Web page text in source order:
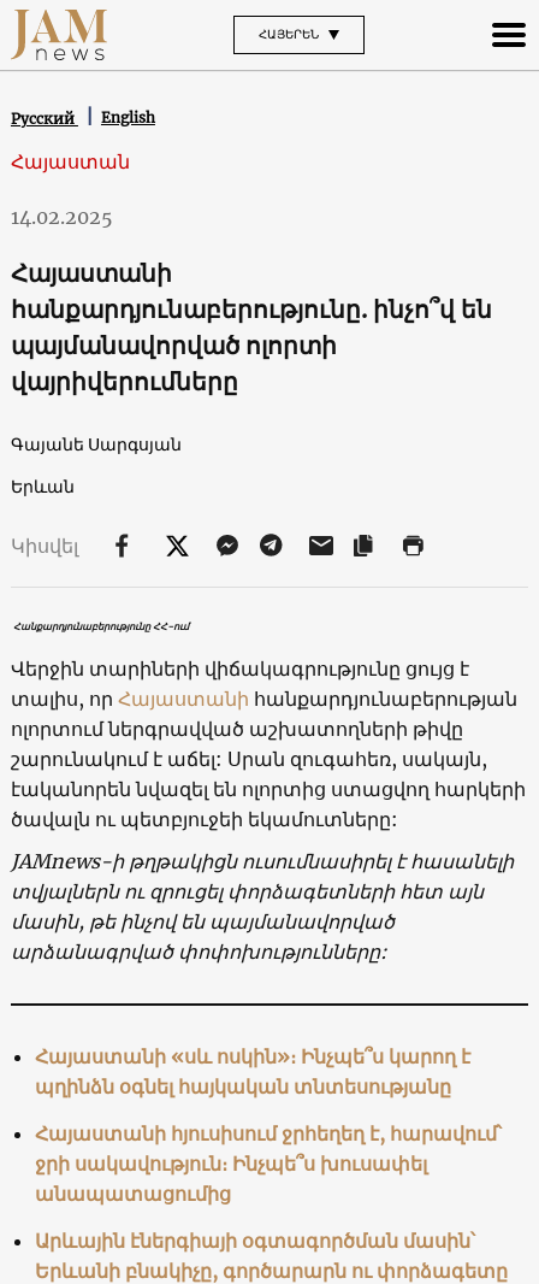
ՀԱՅԵՐԵՆ
Русский English
Հայաստան
14.02.2025
Հայաստանի
հանքարդյունաբերությունը. ինչո՞վ են
պայմանավորված ոլորտի
վայրիվերումները
Գայանե Սարգսյան
Երևան
Կիսվել
Հանքարդյունաբերությունը ՀՀ-ում
Վերջին տարիների վիճակագրությունը ցույց է
տալիս, որ Հայաստանի հանքարդյունաբերության
ոլորտում ներգրավված աշխատողների թիվը
շարունակում է աճել: Սրան զուգահեռ, սակայն,
էականորեն նվազել են ոլորտից ստացվող հարկերի
ծավալն ու պետբյուջեի եկամուտները:
JAMnews-ի թղթակիցն ուսումնասիրել է հասանելի
տվյալներն ու զրուցել փորձագետների հետ այն
մասին, թե ինչով են պայմանավորված
արձանագրված փոփոխությունները:
Հայաստանի «սև ոսկին»։ Ինչպե՞ս կարող է
պղինձն օգնել հայկական տնտեսությանը
Հայաստանի հյուսիսում ջրհեղեղ է, հարավում՝
ջրի սակավություն։ Ինչպե՞ս խուսափել
անապատացումից
Արևային էներգիայի օգտագործման մասին՝
Երևանի բնակիչը, գործարարն ու փորձագետը